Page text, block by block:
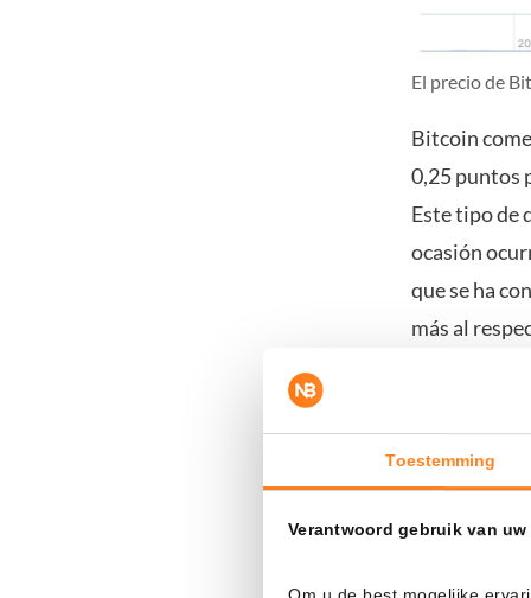
Toestemming
Verantwoord gebruik van uw
El precio de
Bitcoin
0,25 puntos
Este tipo de
ocasión
que se ha
más al
alcanzó los